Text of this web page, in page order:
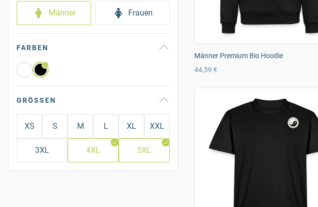
Männer Frauen
FARBEN
GRÖSSEN
XS S M L XL XXL
3XL 4XL 5XL
Männer Premium Bio Hoodie
44,59 €